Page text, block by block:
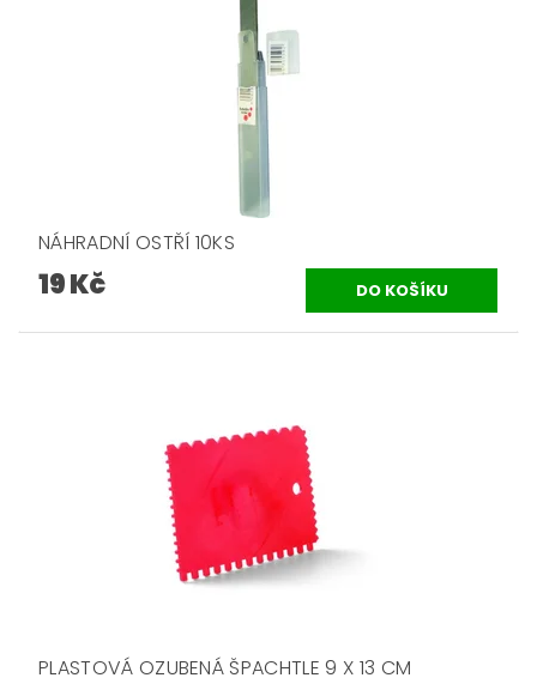
NÁHRADNÍ OSTŘÍ 10KS
19 Kč
PLASTOVÁ OZUBENÁ ŠPACHTLE 9 X 13 CM